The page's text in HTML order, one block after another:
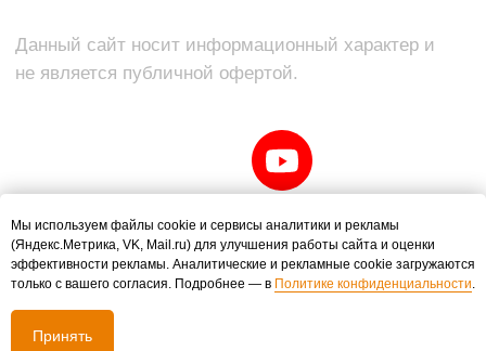
Мы используем файлы cookie и сервисы аналитики и рекламы
(Яндекс.Метрика, VK, Mail.ru) для улучшения работы сайта и оценки
эффективности рекламы. Аналитические и рекламные cookie загружаются
только с вашего согласия. Подробнее — в Политике конфиденциальности
Принять